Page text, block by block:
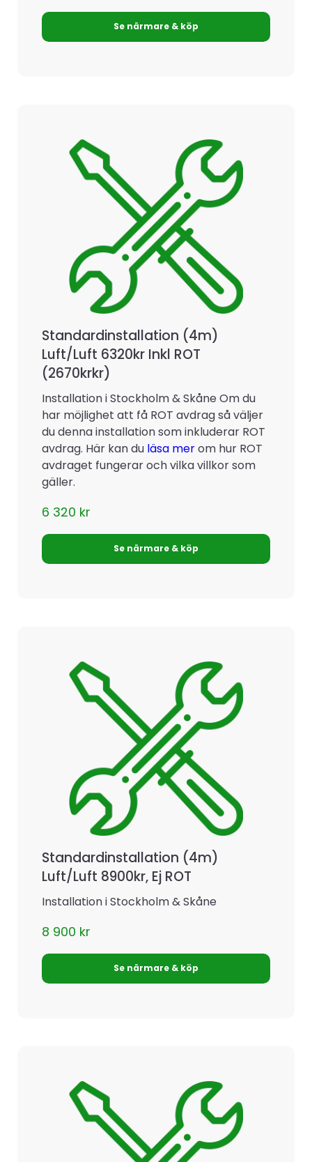
Se närmare & köp
Standardinstallation (4m)
Luft/Luft 6320kr Inkl ROT
(2670krkr)
Installation i Stockholm & Skåne Om du
har möjlighet att få ROT avdrag så väljer
du denna installation som inkluderar ROT
avdrag. Här kan du läsa merom hur ROT
avdraget fungerar och vilka villkor som
gäller.
6 320 kr
Se närmare & köp
Standardinstallation (4m)
Luft/Luft 8900kr, Ej ROT
Installation i Stockholm & Skåne
8 900 kr
Se närmare & köp